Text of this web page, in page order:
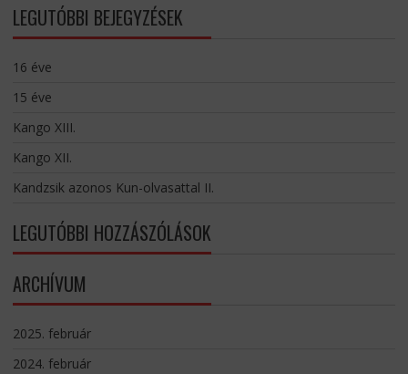
LEGUTÓBBI BEJEGYZÉSEK
16 éve
15 éve
Kango XIII.
Kango XII.
Kandzsik azonos Kun-olvasattal II.
LEGUTÓBBI HOZZÁSZÓLÁSOK
ARCHÍVUM
2025. február
2024. február